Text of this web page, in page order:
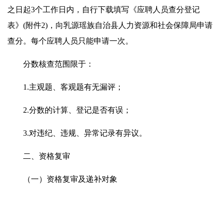
之日起3个工作日内，自行下载填写《应聘人员查分登记
表》(附件2)，向乳源瑶族自治县人力资源和社会保障局申请
查分。每个应聘人员只能申请一次。
分数核查范围限于：
1.主观题、客观题有无漏评；
2.分数的计算、登记是否有误；
3.对违纪、违规、异常记录有异议。
二、资格复审
（一）资格复审及递补对象